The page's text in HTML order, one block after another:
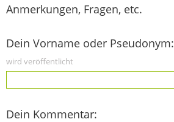
Anmerkungen, Fragen, etc.
Dein Vorname oder Pseudonym:
wird veröffentlicht
Dein Kommentar: